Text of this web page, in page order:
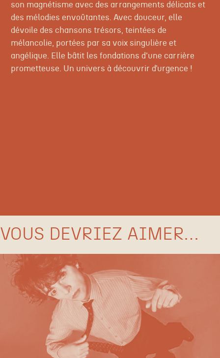
son magnétisme avec des arrangements délicats et
des mélodies envoûtantes. Avec douceur, elle
dévoile des chansons trésors, teintées de
mélancolie, portées par sa voix singulière et
angélique. Elle bâtit les fondations d'une carrière
prometteuse. Un univers à découvrir d’urgence !
VOUS DEVRIEZ AIMER…